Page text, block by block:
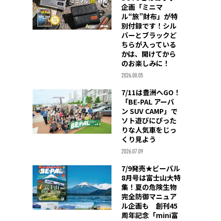
企画「ミニマ
ル“旅”財布」が特
別付録です！シル
バーとブラックど
ちらが入っている
かは、開けてから
のお楽しみに！
2026.08.05
7/11は豊洲へGO！
「BE-PAL アーバ
ン SUV CAMP」で
ソト遊びにぴった
りな人気車をじっ
くり見よう
2026.07.09
7/9発売★ビーパル
8月号は富士山大特
集！夏の危険生物
完全防御マニュア
ル企画も 創刊45
周年記念「mini富